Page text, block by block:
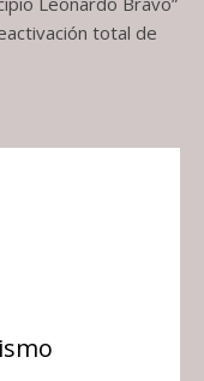
total de